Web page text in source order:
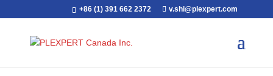
+86 (1) 391 662 2372 v.shi@plexpert.com